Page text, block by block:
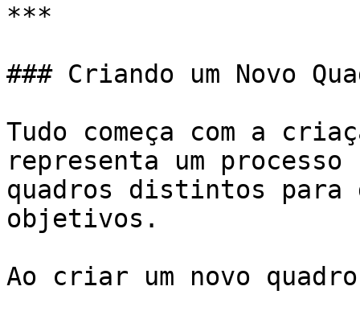
***
### Criando um Novo
Tudo começa com a
representa um
quadros distintos para
objetivos.
Ao criar um novo